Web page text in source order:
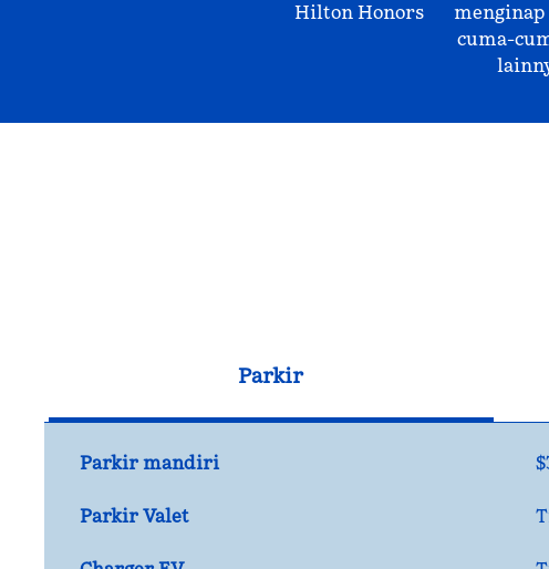
Hilton Honors
menginap
cuma-
Parkir
Parkir mandiri
Parkir Valet